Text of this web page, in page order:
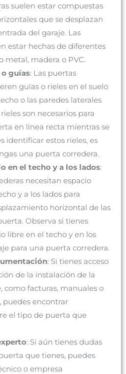
suelen estar compuestas
que se desplazan
del garaje. Las
estar hechas de diferentes
metal, madera o PVC.
o guías: Las puertas
guías o rieles en el suelo
o las paredes laterales
son necesarios para
en línea recta mientras se
identificar estos rieles, es
una puerta corredera.
en el techo y a los lados:
necesitan espacio
y a los lados para
horizontal de las
Observa si tienes
libre en el techo y en los
para una puerta corredera.
: Si tienes acceso
de la instalación de la
como facturas, manuales o
puedes encontrar
el tipo de puerta que
: Si aún tienes dudas
que tienes, puedes
o empresa